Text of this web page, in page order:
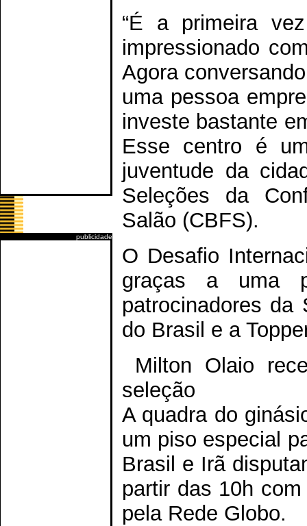
publicidade
“É a primeira
impressionado
Agora
uma pessoa
investe bastante
Esse centro é
juventude da
Seleções da
Salão (CBFS).
O Desafio
graças a uma
patrocinadores da
do Brasil e a
Milton Olaio
seleção
A quadra do
um piso especial
Brasil e Irã
partir das 10h
pela Rede Globo.